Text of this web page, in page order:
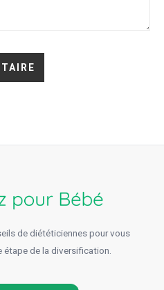
de diététiciennes pour vous
étape de la diversification.